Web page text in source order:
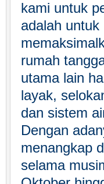
kami untuk
adalah
rumah
utama lain
layak,
dan sistem
Dengan
menangkap
selama